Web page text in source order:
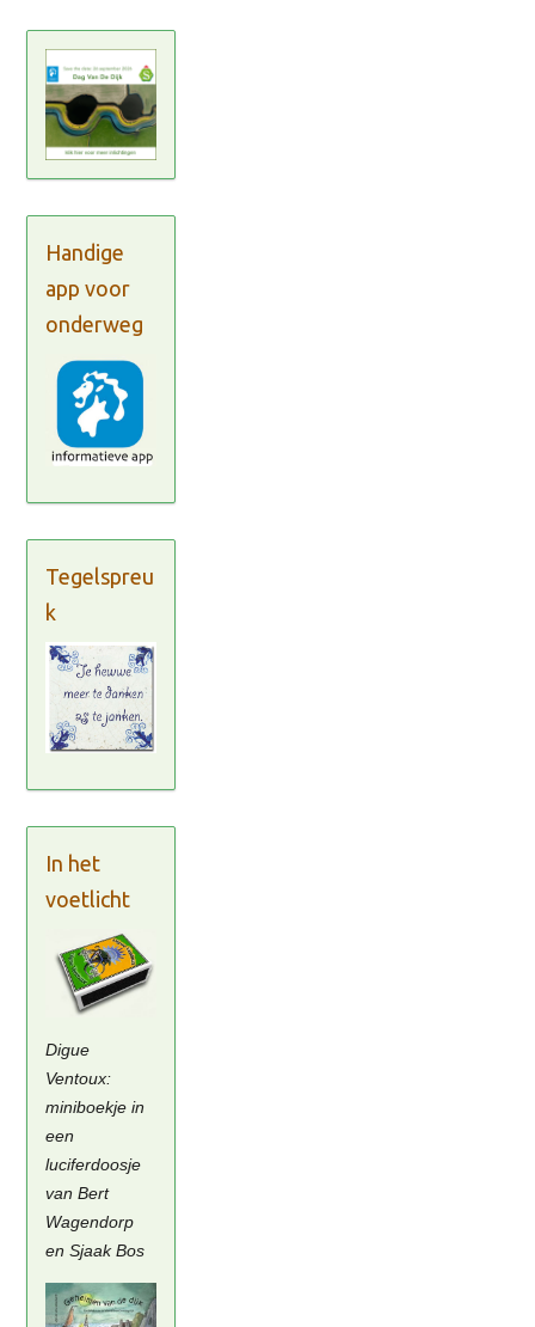
Handige
app voor
onderweg
Tegelspreu
k
In het
voetlicht
Digue
Ventoux:
miniboekje in
een
luciferdoosje
van Bert
Wagendorp
en Sjaak Bos